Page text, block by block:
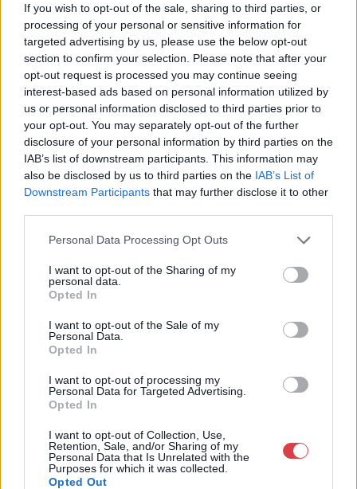
If you wish to opt-out of the sale, sharing to third parties, or
processing of your personal or sensitive information for
targeted advertising by us, please use the below opt-out
section to confirm your selection. Please note that after your
opt-out request is processed you may continue seeing
interest-based ads based on personal information utilized by
us or personal information disclosed to third parties prior to
your opt-out. You may separately opt-out of the further
disclosure of your personal information by third parties on the
IAB’s list of downstream participants. This information may
also be disclosed by us to third parties on the IAB’s List of
Downstream Participants that may further disclose it to other
Personal Data Processing Opt Outs
I want to opt-out of the Sharing of my
personal data.
Opted In
I want to opt-out of the Sale of my
Personal Data.
Opted In
I want to opt-out of processing my
Personal Data for Targeted Advertising.
Opted In
I want to opt-out of Collection, Use,
Retention, Sale, and/or Sharing of my
Personal Data that Is Unrelated with the
Purposes for which it was collected.
Opted Out
Eladó adatai
Eladó: BÁV ART Aukciósház és
Galéria
Cím: BÁV ZRt.
1027 Budapest, Csalogány u.
Telefon: (06 1) 331 0513
Weboldal: http://bav-art.hu
Bemutatkozás: Az ország legnagyobb múltú, 240 esztendeje
megbízhatóságával hagyományosan a magyar
megújult BÁV Aukciósház mára a magyarországi
műkereskedelem egyik legfontosabb színterévé, kereskedelmi
és árverési központtá vált. . Hazánk legnagyobb
felkészült munkatársai a hét hat napján állnak a műtárgyat
eladni, vagy venni kívánók rendelkezésére.
GALÉRIA TOVÁBBI MŰTÁRGYAI